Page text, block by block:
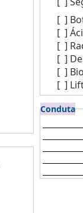
[ ]
[ ]
[ ]
[ ]
[ ]
[ ]
Conduta